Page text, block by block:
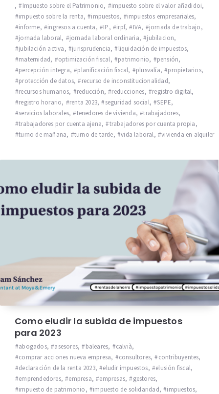
,
Impuesto sobre el Patrimonio, impuesto sobre el valor añadidoi,
impuesto sobre la renta, impuestos, impuestos empresariales,
informe, ingresos a cuenta, IP, irpf, IVA, jornada de trabajo,
jornada laboral, jornada laboral ordinaria, jubilacion,
jubilación activa, jurisprudencia, liquidación de impuestos,
maternidad, optimización fiscal, patrimonio, pensión,
percepción integra, planificación fiscal, plusvalía, propietarios,
protección de datos, recurso de inconstitucionalidad,
recursos humanos, reducción, reducciones, registro digital,
registro horario, renta 2023, seguridad social, SEPE,
servicios laborales, tenedores de vivienda, trabajadores,
trabajadores por cuenta ajena, trabajadores por cuenta propia,
turno de mañana, turno de tarde, vida laboral, vivienda en alquiler
Como eludir la subida de impuestos
para 2023
abogados, asesores, baleares, calvià,
comprar acciones nueva empresa, consultores, contribuyentes,
declaración de la renta 2023, eludir impuestos, elusión fiscal,
emprendedores, empresa, empresas, gestores,
impuesto de patrimonio, impuesto de solidaridad, impuestos,